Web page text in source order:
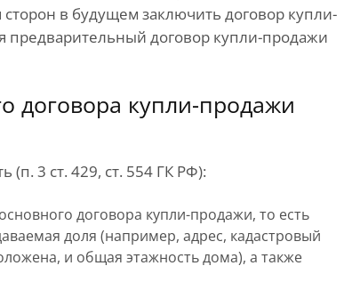
в будущем заключить договор купли-
предварительный договор купли-продажи
договора купли-продажи
3 ст. 429, ст. 554 ГК РФ):
договора купли-продажи, то есть
доля (например, адрес, кадастровый
и общая этажность дома), а также